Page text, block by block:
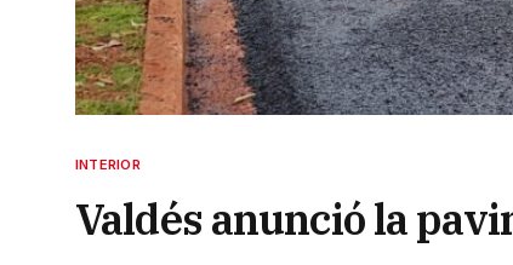
INTERIOR
Valdés anunció la